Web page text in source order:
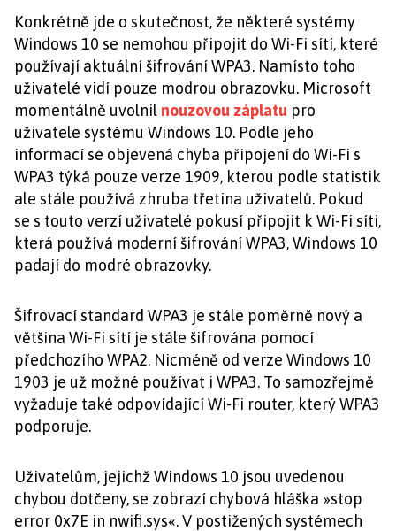
Konkrétně jde o skutečnost, že některé systémy
Windows 10 se nemohou připojit do Wi-Fi sítí, které
používají aktuální šifrování WPA3. Namísto toho
uživatelé vidí pouze modrou obrazovku. Microsoft
momentálně uvolnil nouzovou záplatu pro
uživatele systému Windows 10. Podle jeho
informací se objevená chyba připojení do Wi-Fi s
WPA3 týká pouze verze 1909, kterou podle statistik
ale stále používá zhruba třetina uživatelů. Pokud
se s touto verzí uživatelé pokusí připojit k Wi-Fi síti,
která používá moderní šifrování WPA3, Windows 10
padají do modré obrazovky.
Šifrovací standard WPA3 je stále poměrně nový a
většina Wi-Fi sítí je stále šifrována pomocí
předchozího WPA2. Nicméně od verze Windows 10
1903 je už možné používat i WPA3. To samozřejmě
vyžaduje také odpovídající Wi-Fi router, který WPA3
podporuje.
Uživatelům, jejichž Windows 10 jsou uvedenou
chybou dotčeny, se zobrazí chybová hláška »stop
error 0x7E in nwifi.sys«. V postižených systémech